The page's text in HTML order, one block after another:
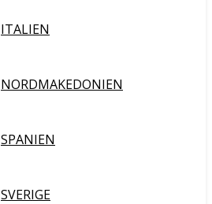
ITALIEN
NORDMAKEDONIEN
SPANIEN
SVERIGE